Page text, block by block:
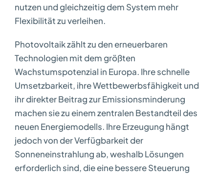
nutzen und gleichzeitig dem System mehr
Flexibilität zu verleihen.
Photovoltaik zählt zu den erneuerbaren
Technologien mit dem größten
Wachstumspotenzial in Europa. Ihre schnelle
Umsetzbarkeit, ihre Wettbewerbsfähigkeit und
ihr direkter Beitrag zur Emissionsminderung
machen sie zu einem zentralen Bestandteil des
neuen Energiemodells. Ihre Erzeugung hängt
jedoch von der Verfügbarkeit der
Sonneneinstrahlung ab, weshalb Lösungen
erforderlich sind, die eine bessere Steuerung